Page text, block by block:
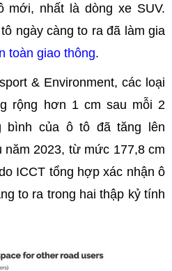
nhất là dòng xe SUV.
ngày càng to ra đã làm gia
toàn giao thông.
& Environment, các loại
rộng hơn 1 cm sau mỗi 2
bình của ô tô đã tăng lên
năm 2023, từ mức 177,8 cm
ICCT tổng hợp xác nhận ô
to ra trong hai thập kỷ tính